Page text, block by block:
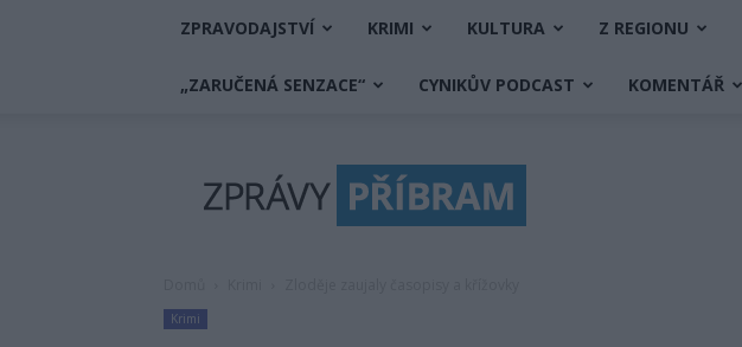
ZPRAVODAJSTVÍ KRIMI KULTURA Z REGIONU
„ZARUČENÁ SENZACE“ CYNIKŮV PODCAST KOMENTÁŘ
Příbram
Krimi